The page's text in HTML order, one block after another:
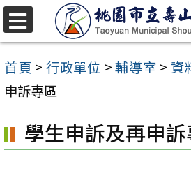
跳
至
主
要
容
區
首頁 > 行政單位 >輔導室 > 資
申訴專區
學生申訴及再申
選
單